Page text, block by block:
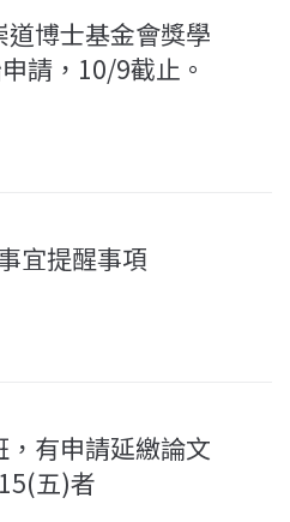
道博士基金會獎學
請，10/9截止。
宜提醒事項
有申請延繳論文
五)者